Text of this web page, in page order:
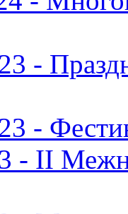
-
-
- II